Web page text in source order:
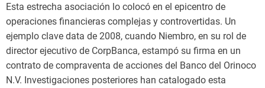
Esta estrecha asociación lo colocó en el epicentro de
operaciones financieras complejas y controvertidas. Un
ejemplo clave data de 2008, cuando Niembro, en su rol de
director ejecutivo de CorpBanca, estampó su firma en un
contrato de compraventa de acciones del Banco del Orinoco
N.V. Investigaciones posteriores han catalogado esta